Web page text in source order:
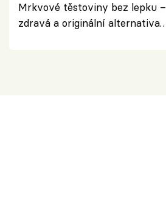
Mrkvové těstoviny bez lepku –
zdravá a originální alternativa